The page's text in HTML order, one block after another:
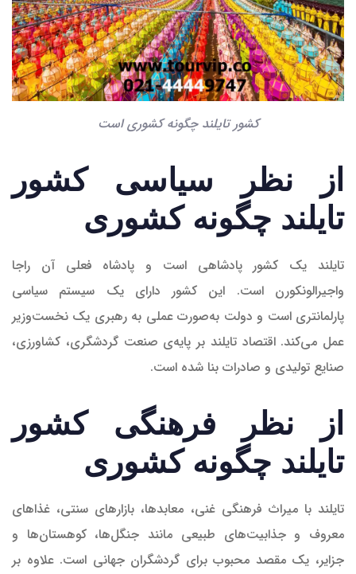
کشور تایلند چگونه کشوری است
از نظر سیاسی کشور
تایلند چگونه کشوری
تایلند یک کشور پادشاهی است و پادشاه فعلی آن راجا
واجیرالونکورن است. این کشور دارای یک سیستم سیاسی
پارلمانتری است و دولت به‌صورت عملی به رهبری یک نخست‌وزیر
عمل می‌کند. اقتصاد تایلند بر پایه‌ی صنعت گردشگری، کشاورزی،
صنایع تولیدی و صادرات بنا شده است.
از نظر فرهنگی کشور
تایلند چگونه کشوری
تایلند با میراث فرهنگی غنی، معابدها، بازارهای سنتی، غذاهای
معروف و جذابیت‌های طبیعی مانند جنگل‌ها، کوهستان‌ها و
جزایر، یک مقصد محبوب برای گردشگران جهانی است. علاوه بر